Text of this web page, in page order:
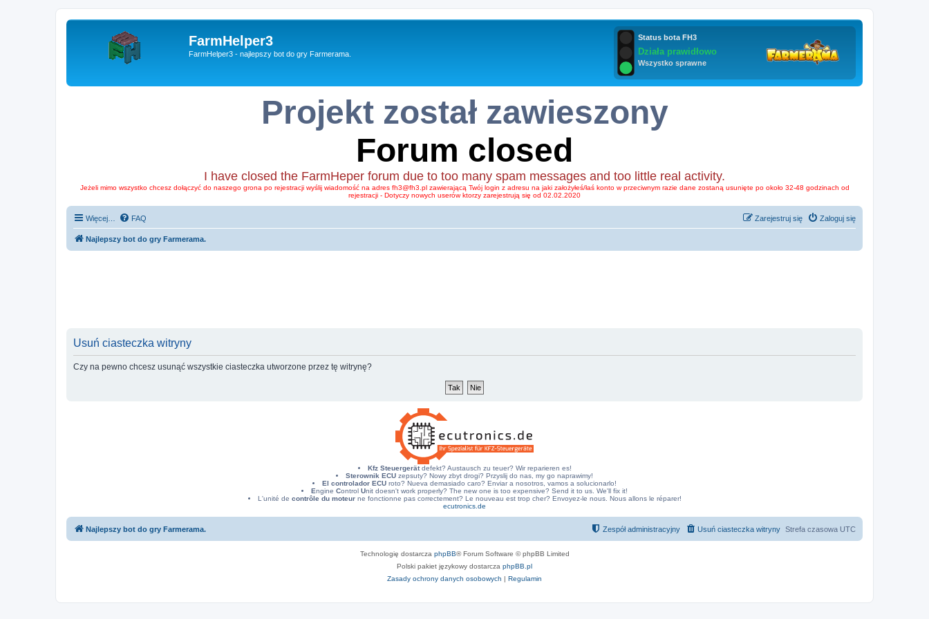
FarmHelper3
FarmHelper3 - najlepszy bot do gry Farmerama.
Projekt został zawieszony
Forum closed
I have closed the FarmHeper forum due to too many spam messages and too little real activity.
Jeżeli mimo wszystko chcesz dołączyć do naszego grona po rejestracji wyślij wiadomość na adres fh3@fh3.pl zawierającą Twój login z adresu na jaki założyłeś/łaś konto w przeciwnym razie dane zostaną usunięte po około 32-48 godzinach od
rejestracji - Dotyczy nowych userów ktorzy zarejestrują się od 02.02.2020
Więcej… FAQ Zaloguj się
Zarejestruj się
Najlepszy bot do gry Farmerama.
Usuń ciasteczka witryny
Czy na pewno chcesz usunąć wszystkie ciasteczka utworzone przez tę witrynę?
Kfz Steuergerätdefekt? Austausch zu teuer? Wir reparieren es!
Sterownik ECU zepsuty? Nowy zbyt drogi? Przyslij do nas, my go naprawimy!
El controlador ECU roto? Nueva demasiado caro? Enviar a nosotros, vamos a solucionarlo!
Engine Control Unit doesn't work properly? The new one is too expensive? Send it to us. We'll fix it!
L'unité de contrôle du moteurne fonctionne pas correctement? Le nouveau est trop cher? Envoyez-le nous. Nous allons le réparer!
ecutronics.de
Najlepszy bot do gry Farmerama. Strefa czasowa UTC
Usuń ciasteczka witryny
Zespół administracyjny
Technologię dostarcza phpBB® Forum Software © phpBB Limited
Polski pakiet językowy dostarcza phpBB.pl
Zasady ochrony danych osobowych | Regulamin